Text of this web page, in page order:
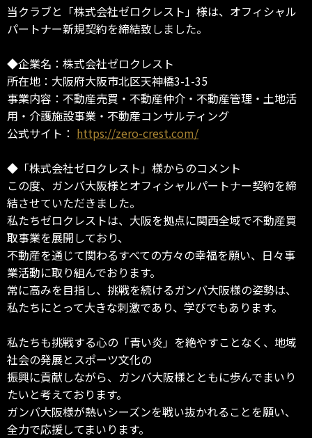
当クラブと「株式会社ゼロクレスト」様は、オフィシャル
パートナー新規契約を締結致しました。
◆企業名：株式会社ゼロクレスト
所在地：大阪府大阪市北区天神橋3-1-35
事業内容：不動産売買・不動産仲介・不動産管理・土地活
用・介護施設事業・不動産コンサルティング
公式サイト： https://zero-crest.com/
◆「株式会社ゼロクレスト」様からのコメント
この度、ガンバ大阪様とオフィシャルパートナー契約を締
結させていただきました。
私たちゼロクレストは、大阪を拠点に関西全域で不動産買
取事業を展開しており、
不動産を通じて関わるすべての方々の幸福を願い、日々事
業活動に取り組んでおります。
常に高みを目指し、挑戦を続けるガンバ大阪様の姿勢は、
私たちにとって大きな刺激であり、学びでもあります。
私たちも挑戦する心の「青い炎」を絶やすことなく、地域
社会の発展とスポーツ文化の
振興に貢献しながら、ガンバ大阪様とともに歩んでまいり
たいと考えております。
ガンバ大阪様が熱いシーズンを戦い抜かれることを願い、
全力で応援してまいります。